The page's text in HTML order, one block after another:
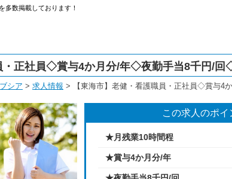
多数掲載しております！
・正社員◇賞与4か月分/年◇夜勤手当8千円/
シア > 求人情報 > 【東海市】老健・看護職員・正社員◇賞与
この求人のポイ
★月残業10時間程
★賞与4か月分/年